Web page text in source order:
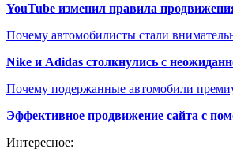
YouTube изменил правила
Почему автомобилисты стали
Nike и Adidas столкнулись с
Почему подержанные автомобили
Эффективное продвижение сайта с
Интересное: